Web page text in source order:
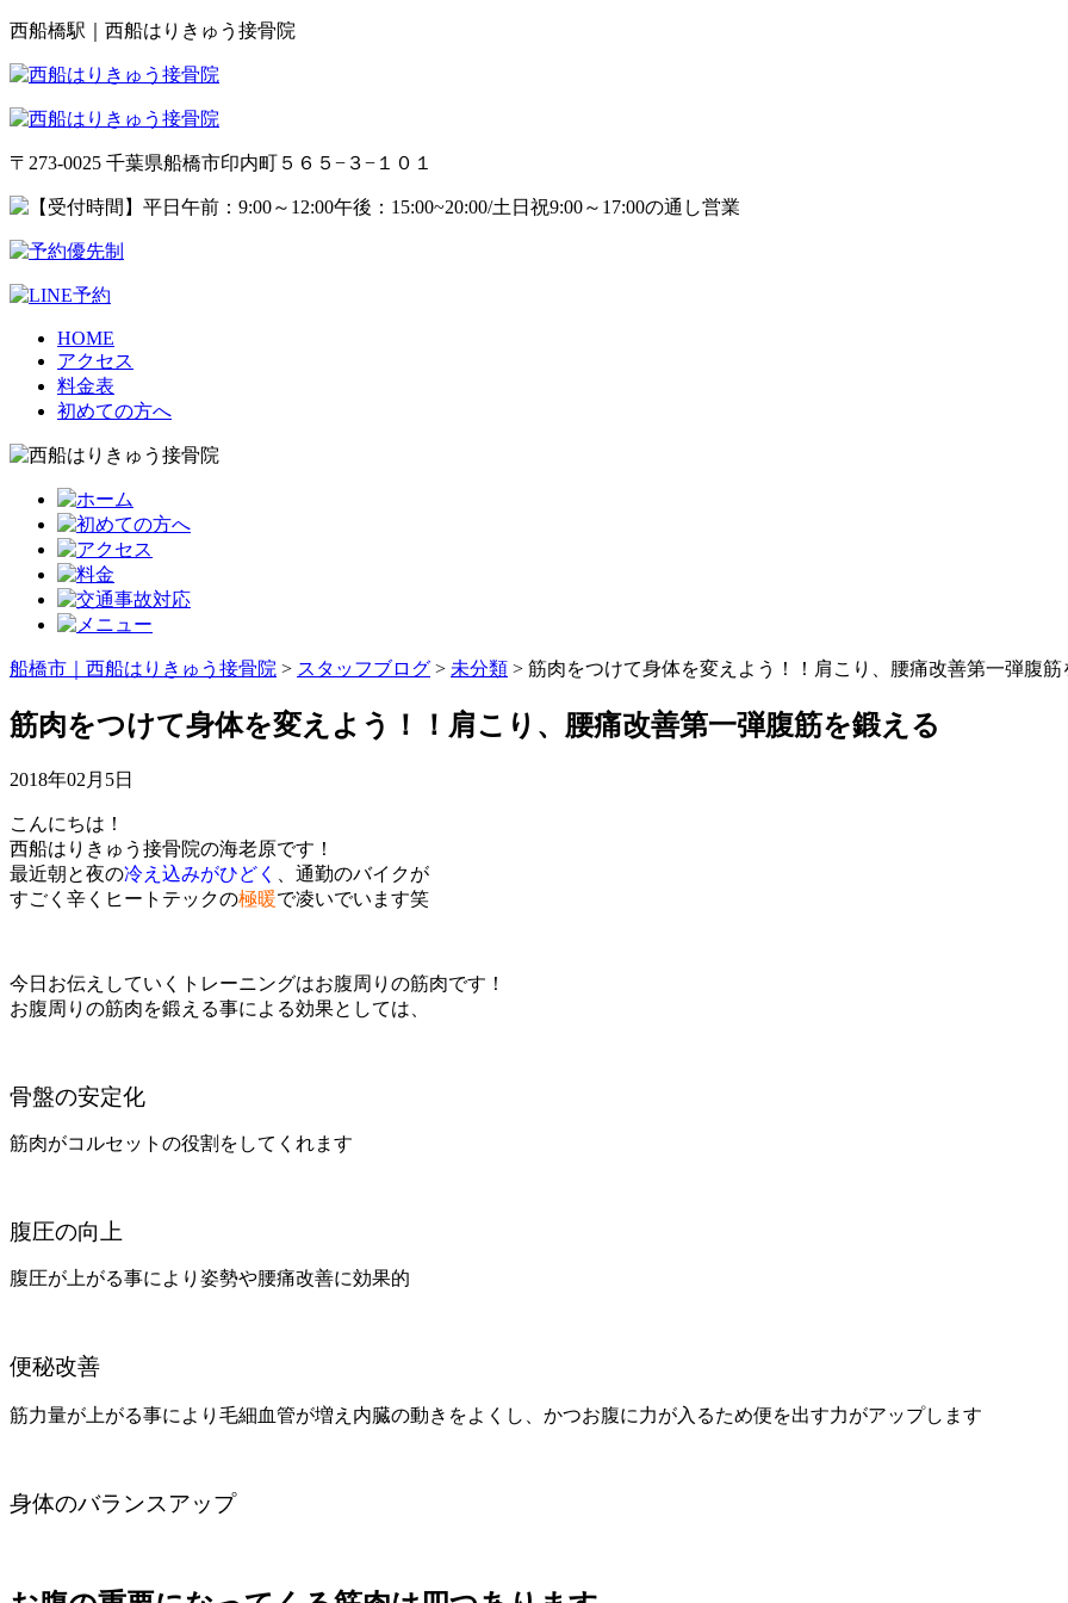
西船橋駅｜西船はりきゅう接骨院
〒273-0025 千葉県船橋市印内町５６５−３−１０１
HOME
アクセス
料金表
初めての方へ
船橋市｜西船はりきゅう接骨院 > スタッフブログ > 未分類 > 筋肉をつけて身体を変えよう！！肩こり、腰痛改善第一弾腹筋
筋肉をつけて身体を変えよう！！肩こり、腰痛改善第一弾腹筋を鍛える
2018年02月5日
こんにちは！
西船はりきゅう接骨院の海老原です！
最近朝と夜の冷え込みがひどく
、通勤のバイクが
すごく辛くヒートテックの極暖で凌いでいます笑
今日お伝えしていくトレーニングはお腹周りの筋肉です！
お腹周りの筋肉を鍛える事による効果としては、
骨盤の安定化
筋肉がコルセットの役割をしてくれます
腹圧の向上
腹圧が上がる事により姿勢や腰痛改善に効果的
便秘改善
筋力量が上がる事により毛細血管が増え内臓の動きをよくし、かつお腹に力が入るため便を出す力がアップします
身体のバランスアップ